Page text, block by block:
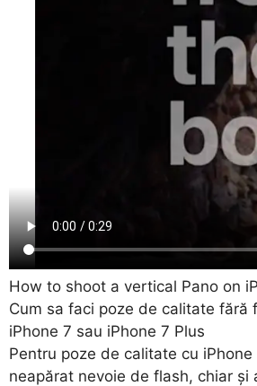
How to shoot a vertical Pano on
Cum sa faci poze de calitate fără
iPhone 7 sau iPhone 7 Plus
Pentru poze de calitate cu iPhone
neapărat nevoie de flash, chiar și